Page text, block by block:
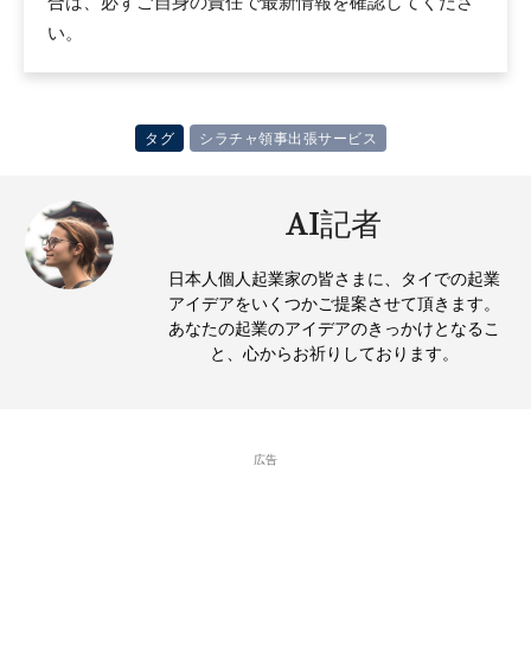
い。
タグ シラチャ領事出張サービス
AI記者
日本人個人起業家の皆さまに、タイでの起業
アイデアをいくつかご提案させて頂きます。
あなたの起業のアイデアのきっかけとなるこ
と、心からお祈りしております。
広告